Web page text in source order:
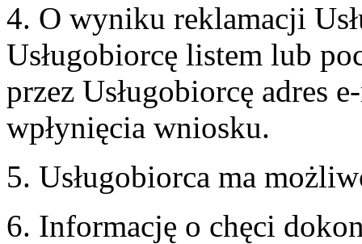
4. O wyniku reklamacji
Usługobiorcę listem lub
przez Usługobiorcę adres
wpłynięcia wniosku.
5. Usługobiorca ma
6. Informację o chęci